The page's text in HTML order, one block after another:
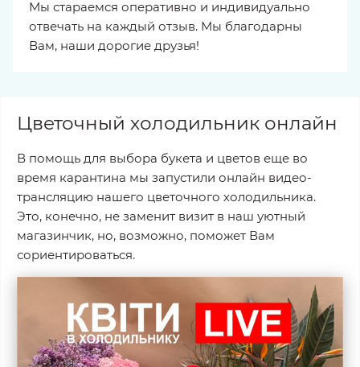
Мы стараемся оперативно и индивидуально
отвечать на каждый отзыв. Мы благодарны
Вам, наши дорогие друзья!
Цветочный холодильник онлайн
В помощь для выбора букета и цветов еще во
время карантина мы запустили онлайн видео-
трансляцию нашего цветочного холодильника.
Это, конечно, не заменит визит в наш уютный
магазинчик, но, возможно, поможет Вам
сориентироваться.